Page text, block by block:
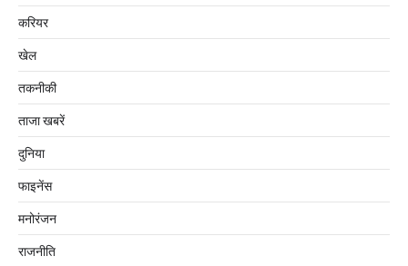
करियर
खेल
तकनीकी
ताजा खबरें
दुनिया
फाइनेंस
मनोरंजन
राजनीति